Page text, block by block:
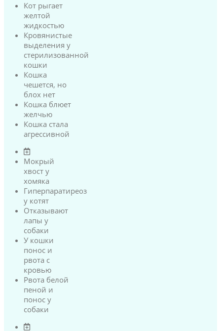
Кот рыгает
желтой
жидкостью
Кровянистые
выделения у
стерилизованной
кошки
Кошка
чешется, но
блох нет
Кошка блюет
желчью
Кошка стала
агрессивной
Мокрый
хвост у
хомяка
Гиперпаратиреоз
у котят
Отказывают
лапы у
собаки
У кошки
понос и
рвота с
кровью
Рвота белой
пеной и
понос у
собаки